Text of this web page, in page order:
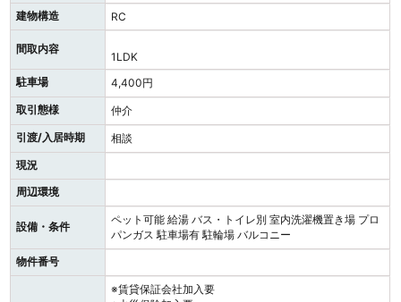
建物構造
RC
間取内容
1LDK
駐車場
4,400円
取引態様
仲介
引渡/入居時期
相談
現況
周辺環境
設備・条件
ペット可能 給湯 バス・トイレ別 室内洗濯機置き場 プロ
パンガス 駐車場有 駐輪場 バルコニー
物件番号
※賃貸保証会社加入要